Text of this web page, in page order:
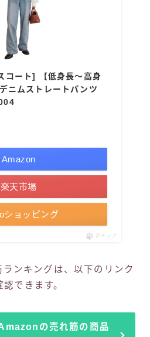
ート] 【低身長～高身
ニムストレートパンツ
Amazon
楽天市場
ショッピング
ポチップ
ンキングは、以下のリンク
認できます。
の売れ筋の商品